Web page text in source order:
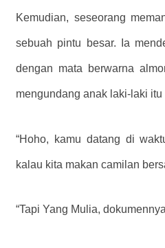
Kemudian, seseorang
sebuah pintu besar. Ia
dengan mata berwarna
mengundang anak laki-laki itu
“Hoho, kamu datang di
kalau kita makan camilan
“Tapi Yang Mulia,